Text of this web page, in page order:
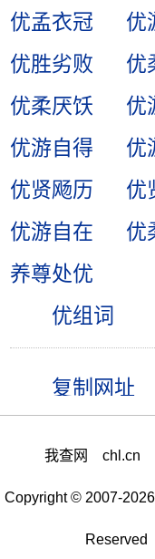
优孟衣冠
优
优胜劣败
优
优柔厌饫
优
优游自得
优
优贤飏历
优
优游自在
优
养尊处优
优组词
我查网 chl.cn
Copyright © 2007-
Reserved